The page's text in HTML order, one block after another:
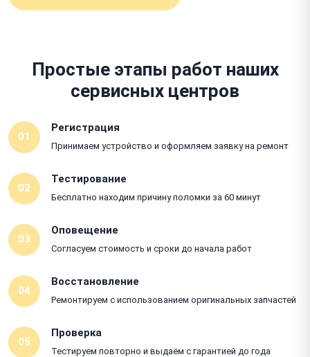
Простые этапы работ наших
сервисных центров
01
Регистрация
Принимаем устройство и оформляем заявку на ремонт
02
Тестирование
Бесплатно находим причину поломки за 60 минут
03
Оповещение
Согласуем стоимость и сроки до начала работ
04
Восстановление
Ремонтируем с использованием оригинальных запчастей
05
Проверка
Тестируем повторно и выдаём с гарантией до года